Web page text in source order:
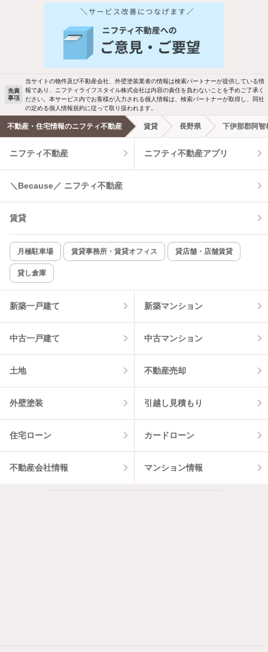
バス・トイレ別 2階以上
洗濯機置場あり 独立洗面台
エアコンあり 都市ガス
温水洗浄便座 オートロック
コンロ2口以上
新着のみ インターネット無料
該当件数:
0件
免責
事項
当サイトの物件及び不動産会社、外壁塗装業者の情報は検索パートナーが提供している情
報であり、ニフティライフスタイル株式会社は内容の責任を負わないことを予めご了承く
ださい。本サービス内でお客様が入力される個人情報は、検索パートナーが取得し、同社
の定める個人情報規約に従って取り扱われます。
不動産・住宅情報のニフティ不動産 賃貸 長野県 下伊那郡阿智
ニフティ不動産 ニフティ不動産アプリ
＼Because／ ニフティ不動産
賃貸
月極駐車場 賃貸事務所・賃貸オフィス 貸店舗・店舗賃貸
貸し倉庫
新築一戸建て 新築マンション
中古一戸建て 中古マンション
土地 不動産売却
外壁塗装 引越し見積もり
住宅ローン カードローン
不動産会社情報 マンション情報